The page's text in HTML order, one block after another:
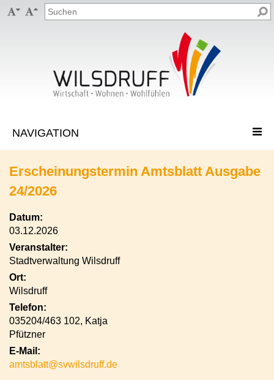
 
Erscheinungstermin Amtsblatt Ausgabe
24/2026
Datum:
03.12.2026
Veranstalter:
Stadtverwaltung Wilsdruff
Ort:
Wilsdruff
Telefon:
035204/463 102, Katja
Pfützner
E-Mail:
amtsblatt@svwilsdruff.de